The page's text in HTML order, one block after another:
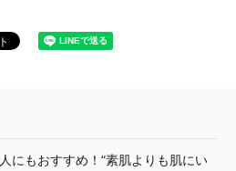
にもおすすめ！“素肌よりも肌にい